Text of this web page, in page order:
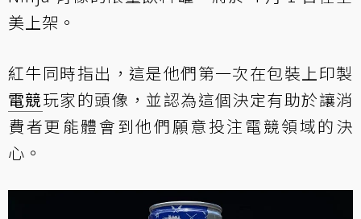
美上架。
紅牛同時指出，這是他們第一次在包裝上印製
電競玩家的頭像，並認為這個決定有助於讓消
費者更能體會到他們願意投注電競領域的決
心。